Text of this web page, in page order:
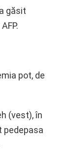
găsit
pot, de
(vest), în
pedepasa